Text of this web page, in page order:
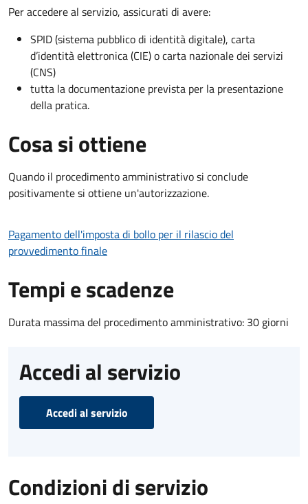
Per accedere al servizio, assicurati di avere:
SPID (sistema pubblico di identità digitale), carta
d’identità elettronica (CIE) o carta nazionale dei servizi
(CNS)
tutta la documentazione prevista per la presentazione
della pratica.
Cosa si ottiene
Quando il procedimento amministrativo si conclude
positivamente si ottiene un'autorizzazione.
Pagamento dell'imposta di bollo per il rilascio del
provvedimento finale
Tempi e scadenze
Durata massima del procedimento amministrativo: 30 giorni
Accedi al servizio
Accedi al servizio
Condizioni di servizio